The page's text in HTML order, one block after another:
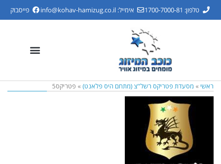
טלפון: 1700-7000-81 אימייל:info@kohav-hamizug.co.il פייסבוק
ראשי » מסעדת פטריקס רשל"צ (מתחם היס פלאנט) » פטריקס5